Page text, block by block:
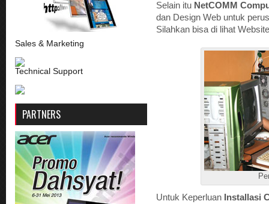
Selain itu NetCOMM
dan Design Web untuk
Silahkan bisa di lihat
Untuk Keperluan Installasi
Sales & Marketing
Technical Support
PARTNERS